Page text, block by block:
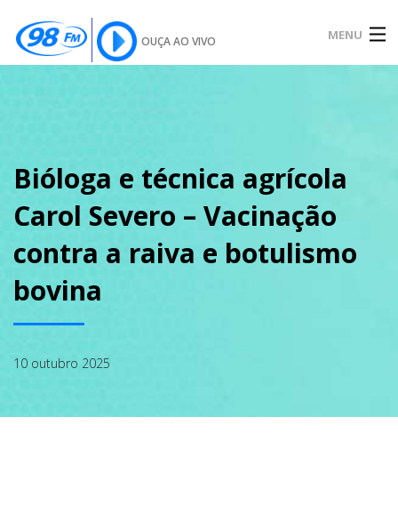
OUÇA AO VIVO MENU
SOBRE
PODCAST
GALERIA
Bióloga e técnica agrícola
Carol Severo – Vacinação
contra a raiva e botulismo
bovina
10 outubro 2025